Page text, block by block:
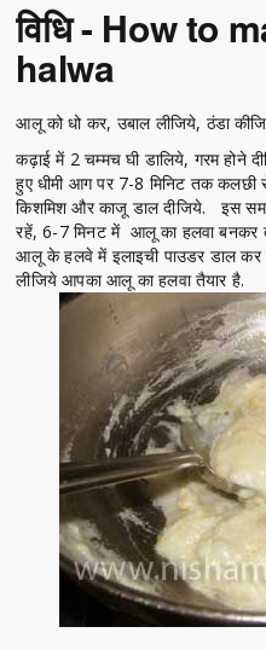
विधि - How to
halwa
आलू को धो कर, उबाल लीजिये, ठंडा
कढ़ाई में 2 चम्मच घी डालिये, गरम
हुए धीमी आग पर 7-8 मिनिट तक
किशमिश और काजू डाल दीजिये. इस
रहें, 6-7 मिनट में आलू का हलवा बनकर
आलू के हलवे में इलाइची पाउडर डाल कर
लीजिये आपका आलू का हलवा तैयार है.